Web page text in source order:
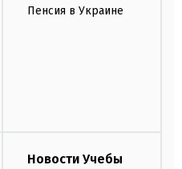
Пенсия в Украине
Новости Учебы